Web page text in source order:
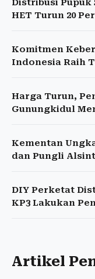
Distribusi Pupuk
HET Turun 20
Komitmen
Indonesia Raih
Harga Turun,
Gunungkidul
Kementan
dan Pungli
DIY Perketat
KP3 Lakukan
Artikel